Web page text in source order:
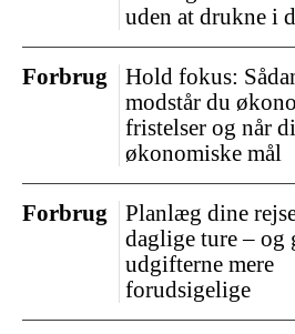
uden at drukne i
Hold fokus:
modstår du
fristelser og når
økonomiske mål
Forbrug
Planlæg dine
daglige ture – og
udgifterne mere
forudsigelige
Forbrug